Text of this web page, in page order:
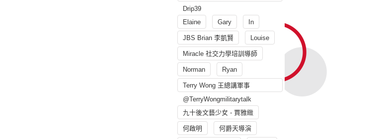
Drip39
Elaine
Gary In
JBS Brian 李凱賢 Louise
Miracle 社交力學培訓導師
Norman Ryan
Terry Wong 王總講軍事
@TerryWongmilitarytalk
九十後文藝少女 - 賈雅緻
何啟明 何爵天導演